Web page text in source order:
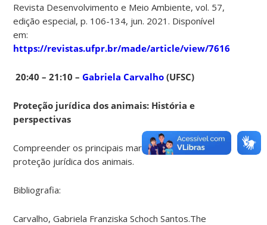
Revista Desenvolvimento e Meio Ambiente, vol. 57,
edição especial, p. 106-134, jun. 2021. Disponível
em:
https://revistas.ufpr.br/made/article/view/
20:40 – 21:10 –Gabriela Carvalho (UFSC)
Proteção jurídica dos animais: História e
perspectivas
Compreender os principais marcos legais da
proteção jurídica dos animais.
Bibliografia:
Carvalho, Gabriela Franziska Schoch Santos.The